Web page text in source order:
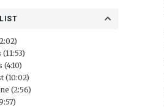
(4:10)
(10:02)
(2:56)